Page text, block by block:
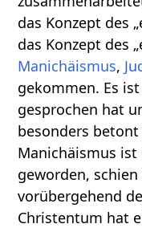
das Konzept des
das Konzept des
Manichäismus,
gekommen. Es
gesprochen hat
besonders
Manichäismus ist
geworden,
vorübergehend
Christentum hat